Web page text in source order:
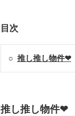
目次
○ 推し推し物件❤
推し推し物件❤